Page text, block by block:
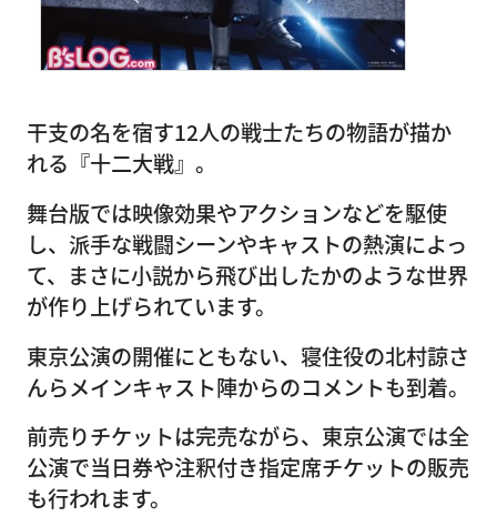
干支の名を宿す12人の戦士たちの物語が描か
れる『十二大戦』。
舞台版では映像効果やアクションなどを駆使
し、派手な戦闘シーンやキャストの熱演によっ
て、まさに小説から飛び出したかのような世界
が作り上げられています。
東京公演の開催にともない、寝住役の北村諒さ
んらメインキャスト陣からのコメントも到着。
前売りチケットは完売ながら、東京公演では全
公演で当日券や注釈付き指定席チケットの販売
も行われます。